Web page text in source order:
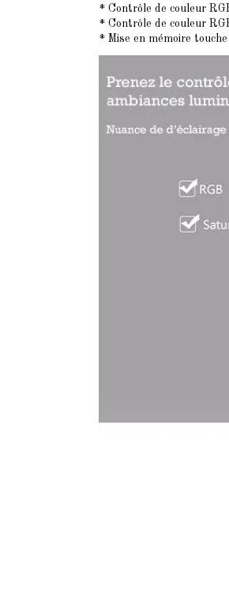
* Contrôle de couleur
* Contrôle de couleur
* Mise en mémoire